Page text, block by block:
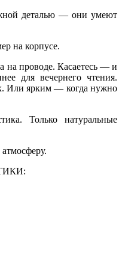
деталью — они умеют
на корпусе.
проводе. Касаетесь — и
для вечернего чтения.
Или ярким — когда нужно
Только натуральные